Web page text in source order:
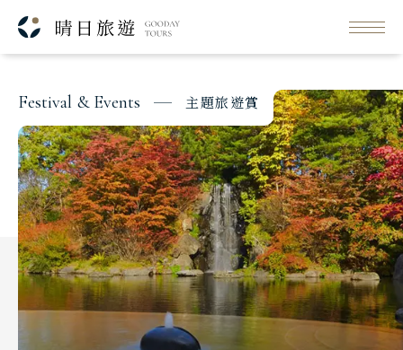
Classic Japan
日本心旅行
Japanese Vibe
日本美學旅
Luxury Rail Travel
日本鐵道旅
Festival & Events
Festival & Events 主題旅遊賞